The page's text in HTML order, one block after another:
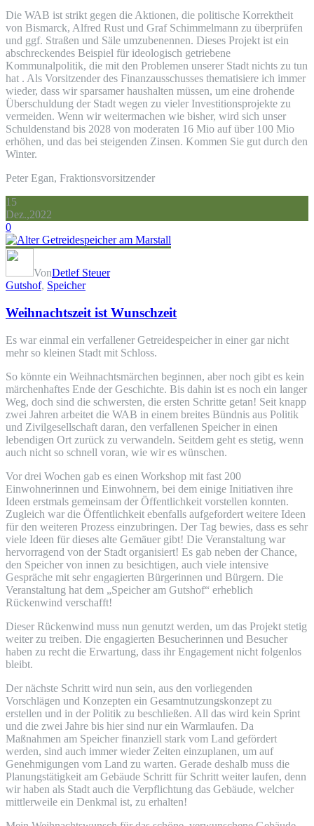
Die WAB ist strikt gegen die Aktionen, die politische Korrektheit
von Bismarck, Alfred Rust und Graf Schimmelmann zu überprüfen
und ggf. Straßen und Säle umzubenennen. Dieses Projekt ist ein
abschreckendes Beispiel für ideologisch getriebene
Kommunalpolitik, die mit den Problemen unserer Stadt nichts zu tun
hat . Als Vorsitzender des Finanzausschusses thematisiere ich immer
wieder, dass wir sparsamer haushalten müssen, um eine drohende
Überschuldung der Stadt wegen zu vieler Investitionsprojekte zu
vermeiden. Wenn wir weitermachen wie bisher, wird sich unser
Schuldenstand bis 2028 von moderaten 16 Mio auf über 100 Mio
erhöhen, und das bei steigenden Zinsen. Kommen Sie gut durch den
Winter.
Peter Egan, Fraktionsvorsitzender
15
Dez.,2022
0
VonDetlef Steuer
Gutshof, Speicher
Weihnachtszeit ist Wunschzeit
Es war einmal ein verfallener Getreidespeicher in einer gar nicht
mehr so kleinen Stadt mit Schloss.
So könnte ein Weihnachtsmärchen beginnen, aber noch gibt es kein
märchenhaftes Ende der Geschichte. Bis dahin ist es noch ein langer
Weg, doch sind die schwersten, die ersten Schritte getan! Seit knapp
zwei Jahren arbeitet die WAB in einem breites Bündnis aus Politik
und Zivilgesellschaft daran, den verfallenen Speicher in einen
lebendigen Ort zurück zu verwandeln. Seitdem geht es stetig, wenn
auch nicht so schnell voran, wie wir es wünschen.
Vor drei Wochen gab es einen Workshop mit fast 200
Einwohnerinnen und Einwohnern, bei dem einige Initiativen ihre
Ideen erstmals gemeinsam der Öffentlichkeit vorstellen konnten.
Zugleich war die Öffentlichkeit ebenfalls aufgefordert weitere Ideen
für den weiteren Prozess einzubringen. Der Tag bewies, dass es sehr
viele Ideen für dieses alte Gemäuer gibt! Die Veranstaltung war
hervorragend von der Stadt organisiert! Es gab neben der Chance,
den Speicher von innen zu besichtigen, auch viele intensive
Gespräche mit sehr engagierten Bürgerinnen und Bürgern. Die
Veranstaltung hat dem „Speicher am Gutshof“ erheblich
Rückenwind verschafft!
Dieser Rückenwind muss nun genutzt werden, um das Projekt stetig
weiter zu treiben. Die engagierten Besucherinnen und Besucher
haben zu recht die Erwartung, dass ihr Engagement nicht folgenlos
bleibt.
Der nächste Schritt wird nun sein, aus den vorliegenden
Vorschlägen und Konzepten ein Gesamtnutzungskonzept zu
erstellen und in der Politik zu beschließen. All das wird kein Sprint
und die zwei Jahre bis hier sind nur ein Warmlaufen. Da
Maßnahmen am Speicher finanziell stark vom Land gefördert
werden, sind auch immer wieder Zeiten einzuplanen, um auf
Genehmigungen vom Land zu warten. Gerade deshalb muss die
Planungstätigkeit am Gebäude Schritt für Schritt weiter laufen, denn
wir haben als Stadt auch die Verpflichtung das Gebäude, welcher
mittlerweile ein Denkmal ist, zu erhalten!